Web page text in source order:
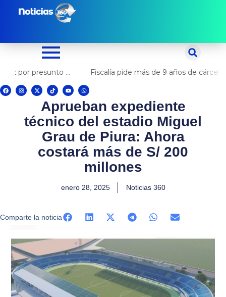
Fiscalía pide más de 9 años de cárcel para el diputado de oposición Harvey Colchado
F
a
c
I
n
s
X
-
t
t
e
T
i
k
t
o
k
Y
o
u
t
u
e
W
h
a
t
s
a
p
p
Aprueban expediente
técnico del estadio Miguel
Grau de Piura: Ahora
costará más de S/ 200
millones
enero 28, 2025 Noticias 360
Comparte la noticia